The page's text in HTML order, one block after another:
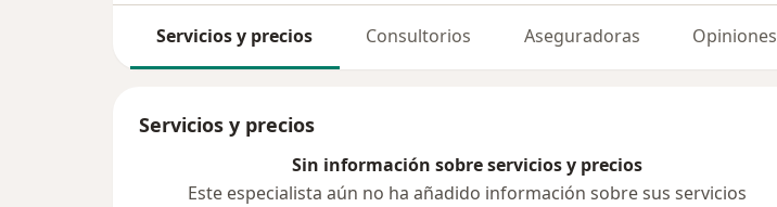
Servicios y precios Consultorios Aseguradoras Opiniones
Servicios y precios
Sin información sobre servicios y precios
Este especialista aún no ha añadido información sobre sus servicios